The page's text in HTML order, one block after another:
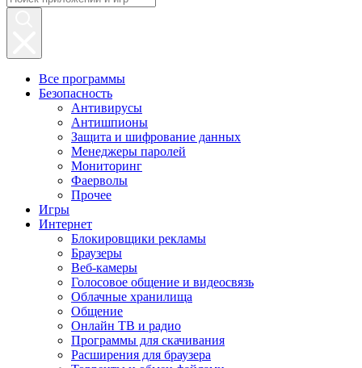
Все программы
Безопасность
Антивирусы
Антишпионы
Защита и шифрование данных
Менеджеры паролей
Мониторинг
Фаерволы
Прочее
Игры
Интернет
Блокировщики рекламы
Браузеры
Веб-камеры
Голосовое общение и видеосвязь
Облачные хранилища
Общение
Онлайн ТВ и радио
Программы для скачивания
Расширения для браузера